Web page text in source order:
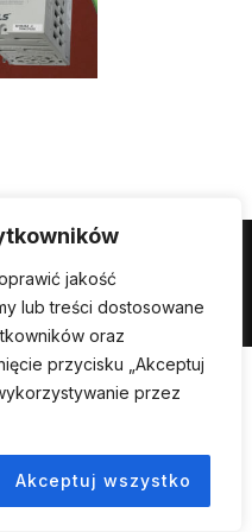
jakość
lub treści dostosowane
oraz
przycisku „Akceptuj
przez
Akceptuj wszystko
byWPZOOM